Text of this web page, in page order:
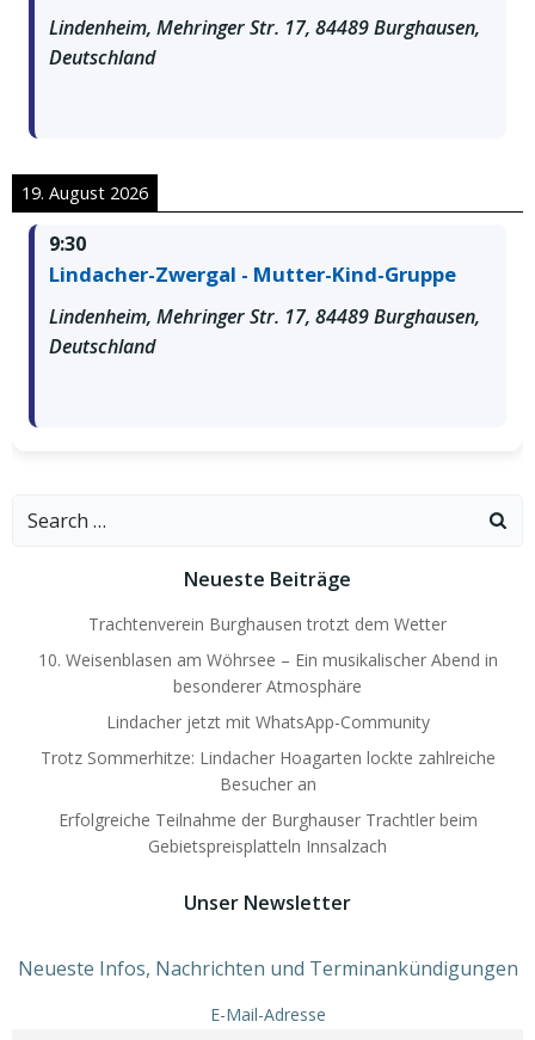
Lindenheim, Mehringer Str. 17, 84489 Burghausen,
Deutschland
19. August 2026
9:30
Lindacher-Zwergal - Mutter-Kind-Gruppe
Lindenheim, Mehringer Str. 17, 84489 Burghausen,
Deutschland
Search
Neueste Beiträge
Trachtenverein Burghausen trotzt dem Wetter
10. Weisenblasen am Wöhrsee – Ein musikalischer Abend in
besonderer Atmosphäre
Lindacher jetzt mit WhatsApp-Community
Trotz Sommerhitze: Lindacher Hoagarten lockte zahlreiche
Besucher an
Erfolgreiche Teilnahme der Burghauser Trachtler beim
Gebietspreisplatteln Innsalzach
Unser Newsletter
Neueste Infos, Nachrichten und Terminankündigungen
E-Mail-Adresse